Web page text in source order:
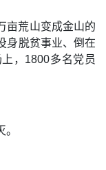
亩荒山变成金山的
身脱贫事业、倒在
，1800多名党员